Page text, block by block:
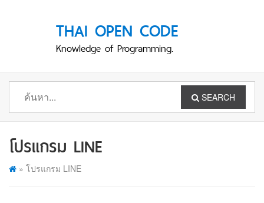
THAI OPEN CODE
Knowledge of Programming.
SEARCH
โปรแกรม LINE
» โปรแกรม LINE